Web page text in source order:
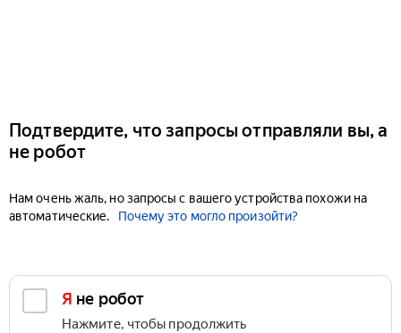
Подтвердите, что запросы отправляли вы, а
не робот
Нам очень жаль, но запросы с вашего устройства похожи на
автоматические.
Почему это могло произойти?
Я не робот
Нажмите, чтобы продолжить